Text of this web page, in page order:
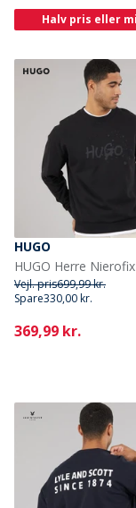
Halv pris eller
HUGO
Vejl. pris699,99 kr.
Spare330,00 kr.
Current
369,99 kr.